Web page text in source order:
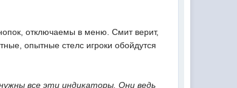
отключаемы в меню. Смит верит,
опытные стелс игроки обойдутся
все эти индикаторы. Они ведь